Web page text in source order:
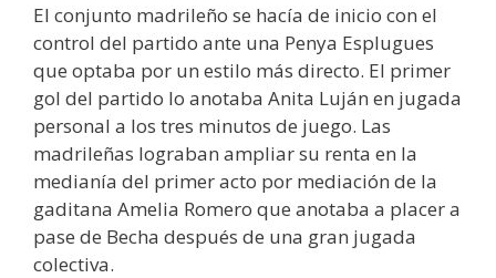
El conjunto madrileño se hacía de inicio con el
control del partido ante una Penya Esplugues
que optaba por un estilo más directo. El primer
gol del partido lo anotaba Anita Luján en jugada
personal a los tres minutos de juego. Las
madrileñas lograban ampliar su renta en la
medianía del primer acto por mediación de la
gaditana Amelia Romero que anotaba a placer a
pase de Becha después de una gran jugada
colectiva.